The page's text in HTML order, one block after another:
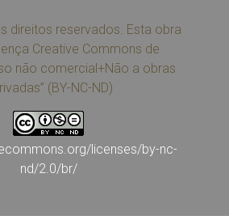
direitos reservados. Esta obra
Creative Commons de
não comercial+Não a obras
(BY-NC-ND)
licenses/by-nc-
nd/2.0/br/